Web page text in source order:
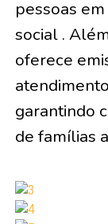
pessoas
social .
oferece
garantindo
de famílias